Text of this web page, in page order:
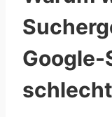
Google-